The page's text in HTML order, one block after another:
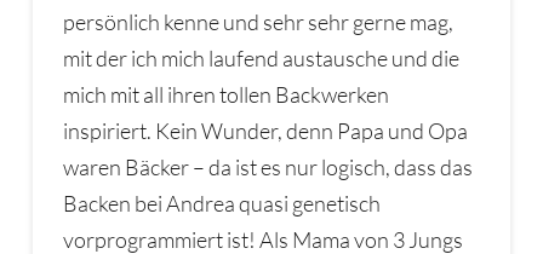
persönlich kenne und sehr sehr gerne mag,
mit der ich mich laufend austausche und die
mich mit all ihren tollen Backwerken
inspiriert. Kein Wunder, denn Papa und Opa
waren Bäcker – da ist es nur logisch, dass das
Backen bei Andrea quasi genetisch
vorprogrammiert ist! Als Mama von 3 Jungs